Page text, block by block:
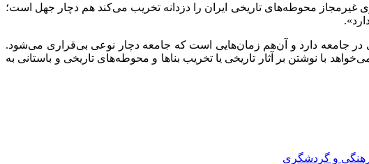
محوطه‌های تاریخی ایران را دزدانه تخریب می‌کند هم دچار جهل است؛
در جامعه دارد و آن‌هم زمان‌هایی است که جامعه دچار نوعی بی‌قراری می‌شود.
با نوشتن بر آثار تاریخی یا تخریب بناها و محوطه‌های تاریخی و باستانی به
و گردشگری